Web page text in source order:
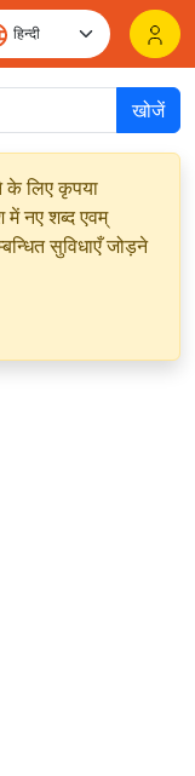
खोजें
के लिए कृपया
नए शब्द एवम्
सुविधाएँ जोड़ने